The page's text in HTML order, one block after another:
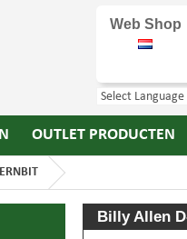
Web Shop
OUTLET PRODUCTEN
Billy Allen